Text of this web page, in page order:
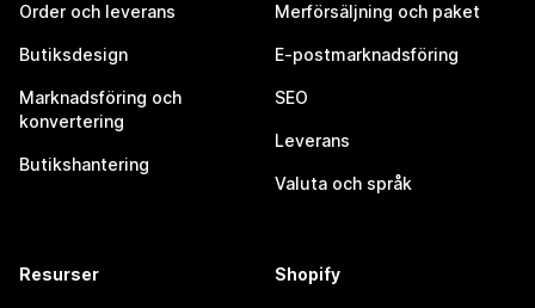
Order och leverans
Butiksdesign
Marknadsföring och
konvertering
Butikshantering
Merförsäljning och paket
E-postmarknadsföring
SEO
Leverans
Valuta och språk
Resurser Shopify